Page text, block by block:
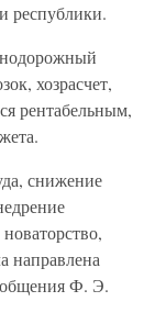
республики.
хозрасчет,
рентабельным,
снижение
направлена
Ф. Э.